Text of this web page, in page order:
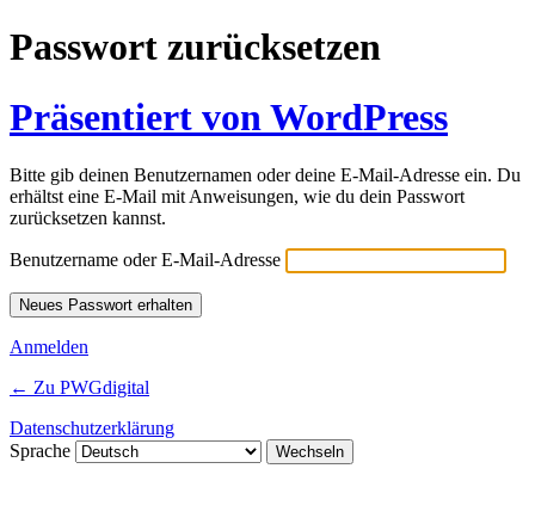
Passwort zurücksetzen
Präsentiert von WordPress
Bitte gib deinen Benutzernamen oder deine E-Mail-Adresse ein. Du
erhältst eine E-Mail mit Anweisungen, wie du dein Passwort
zurücksetzen kannst.
Benutzername oder E-Mail-Adresse
Anmelden
← Zu PWGdigital
Datenschutzerklärung
Sprache